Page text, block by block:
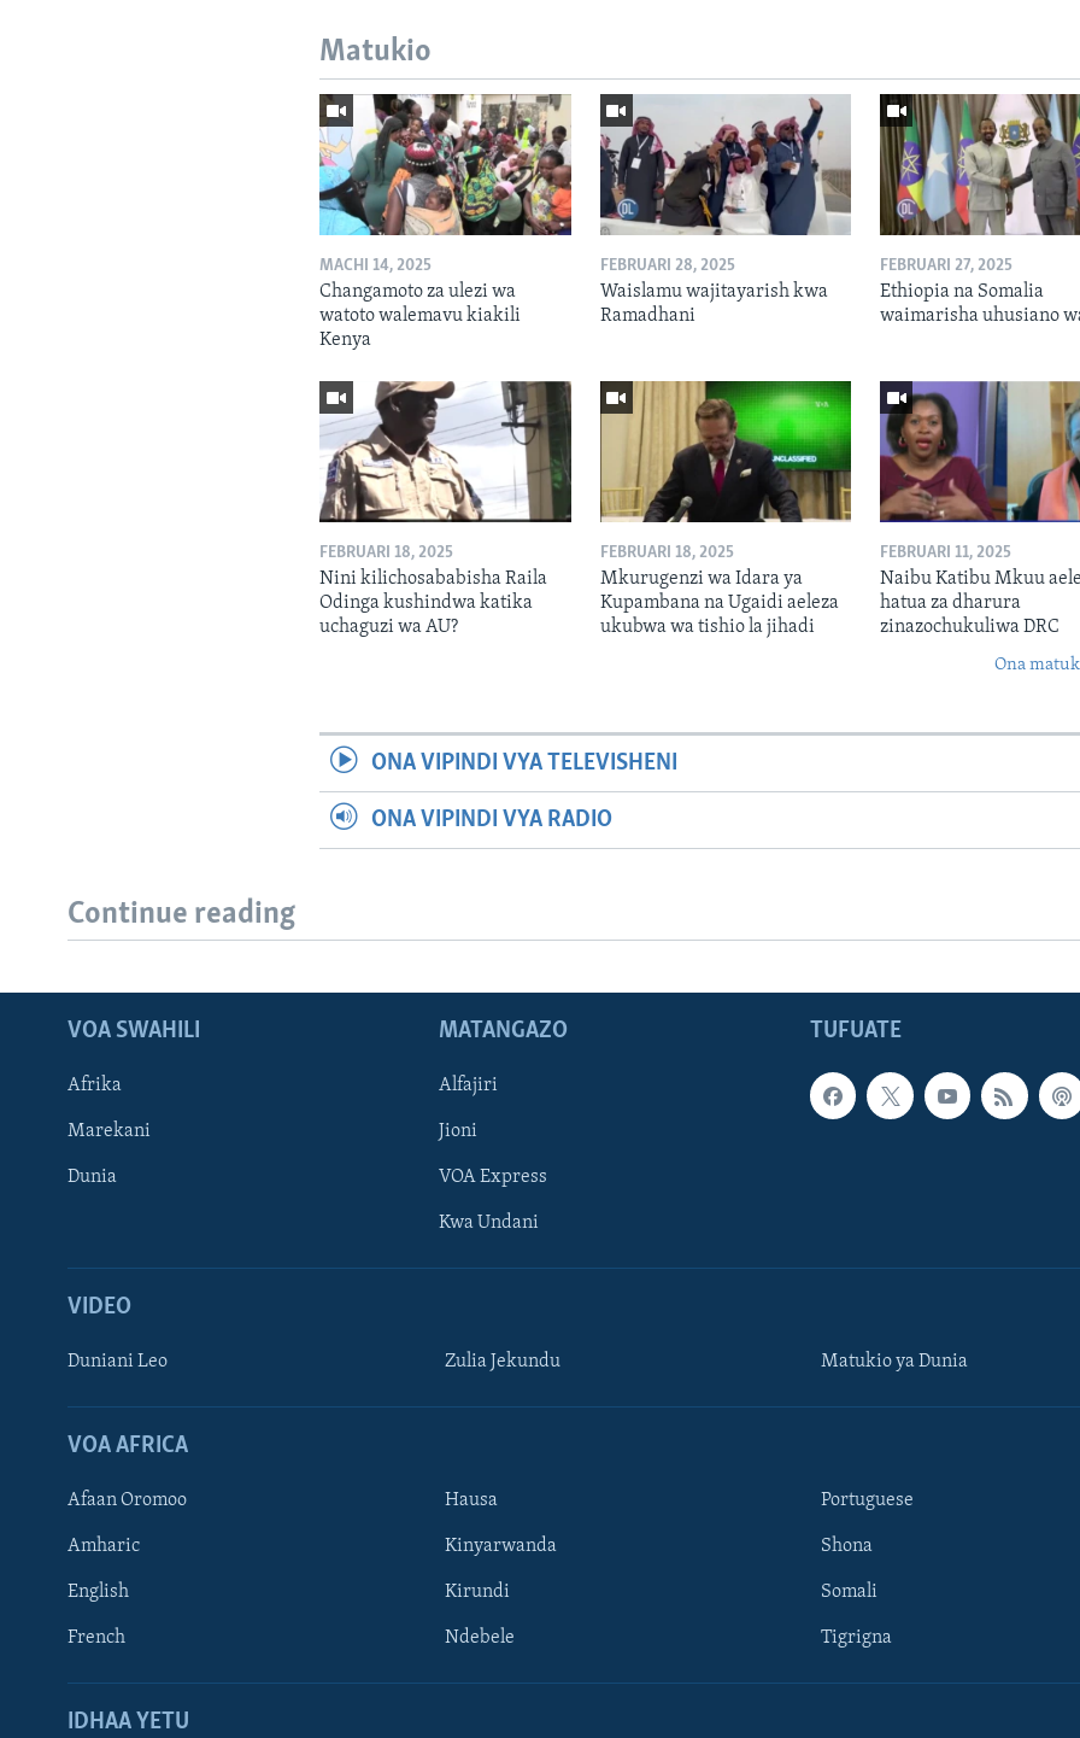
Matukio
MACHI 14, 2025
Changamoto za ulezi wa
watoto walemavu kiakili
Kenya
FEBRUARI 28, 2025
Waislamu wajitayarish kwa
Ramadhani
FEBRUARI 27, 2025
Ethiopia na Somalia
waimarisha uhusiano
FEBRUARI 18, 2025
Nini kilichosababisha Raila
Odinga kushindwa katika
uchaguzi wa AU?
FEBRUARI 18, 2025
Mkurugenzi wa Idara ya
Kupambana na Ugaidi aeleza
ukubwa wa tishio la jihadi
FEBRUARI 11, 2025
Naibu Katibu Mkuu
hatua za dharura
zinazochukuliwa DRC
Ona
ONA VIPINDI VYA TELEVISHENI
ONA VIPINDI VYA RADIO
Continue reading
TUFUATE
VOA SWAHILI
Afrika
Marekani
Dunia
MATANGAZO
Alfajiri
Jioni
VOA Express
Kwa Undani
VIDEO
Duniani Leo Zulia Jekundu Matukio ya Dunia
VOA AFRICA
Afaan Oromoo
Amharic
English
French
Hausa
Kinyarwanda
Kirundi
Ndebele
Portuguese
Shona
Somali
Tigrigna
IDHAA YETU